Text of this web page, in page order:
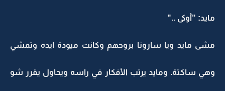
مايد: "أوكى .."
مشى مايد ويا سارونا بروحهم وكانت ميودة ايده وتمشي
وهي ساكتة. ومايد يرتب الأفكار في راسه ويحاول يقرر شو